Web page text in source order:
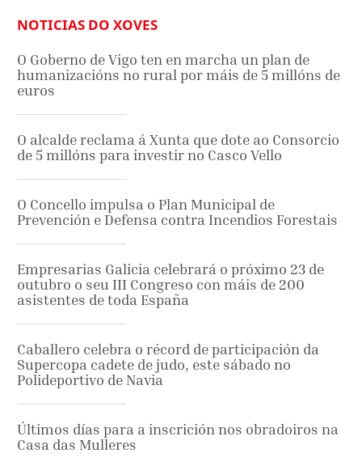
NOTICIAS DO XOVES
O Goberno de Vigo ten en marcha un plan de
humanizacións no rural por máis de 5 millóns de
euros
O alcalde reclama á Xunta que dote ao Consorcio
de 5 millóns para investir no Casco Vello
O Concello impulsa o Plan Municipal de
Prevención e Defensa contra Incendios Forestais
Empresarias Galicia celebrará o próximo 23 de
outubro o seu III Congreso con máis de 200
asistentes de toda España
Caballero celebra o récord de participación da
Supercopa cadete de judo, este sábado no
Polideportivo de Navia
Últimos días para a inscrición nos obradoiros na
Casa das Mulleres